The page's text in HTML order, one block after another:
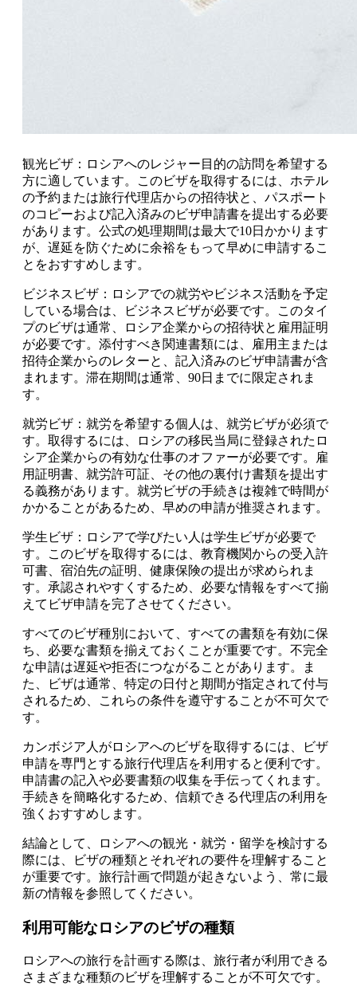
観光ビザ：ロシアへのレジャー目的の訪問を希望する
方に適しています。このビザを取得するには、ホテル
の予約または旅行代理店からの招待状と、パスポート
のコピーおよび記入済みのビザ申請書を提出する必要
があります。公式の処理期間は最大で10日かかります
が、遅延を防ぐために余裕をもって早めに申請するこ
とをおすすめします。
ビジネスビザ：ロシアでの就労やビジネス活動を予定
している場合は、ビジネスビザが必要です。このタイ
プのビザは通常、ロシア企業からの招待状と雇用証明
が必要です。添付すべき関連書類には、雇用主または
招待企業からのレターと、記入済みのビザ申請書が含
まれます。滞在期間は通常、90日までに限定されま
す。
就労ビザ：就労を希望する個人は、就労ビザが必須で
す。取得するには、ロシアの移民当局に登録されたロ
シア企業からの有効な仕事のオファーが必要です。雇
用証明書、就労許可証、その他の裏付け書類を提出す
る義務があります。就労ビザの手続きは複雑で時間が
かかることがあるため、早めの申請が推奨されます。
学生ビザ：ロシアで学びたい人は学生ビザが必要で
す。このビザを取得するには、教育機関からの受入許
可書、宿泊先の証明、健康保険の提出が求められま
す。承認されやすくするため、必要な情報をすべて揃
えてビザ申請を完了させてください。
すべてのビザ種別において、すべての書類を有効に保
ち、必要な書類を揃えておくことが重要です。不完全
な申請は遅延や拒否につながることがあります。ま
た、ビザは通常、特定の日付と期間が指定されて付与
されるため、これらの条件を遵守することが不可欠で
す。
カンボジア人がロシアへのビザを取得するには、ビザ
申請を専門とする旅行代理店を利用すると便利です。
申請書の記入や必要書類の収集を手伝ってくれます。
手続きを簡略化するため、信頼できる代理店の利用を
強くおすすめします。
結論として、ロシアへの観光・就労・留学を検討する
際には、ビザの種類とそれぞれの要件を理解すること
が重要です。旅行計画で問題が起きないよう、常に最
新の情報を参照してください。
利用可能なロシアのビザの種類
ロシアへの旅行を計画する際は、旅行者が利用できる
さまざまな種類のビザを理解することが不可欠です。